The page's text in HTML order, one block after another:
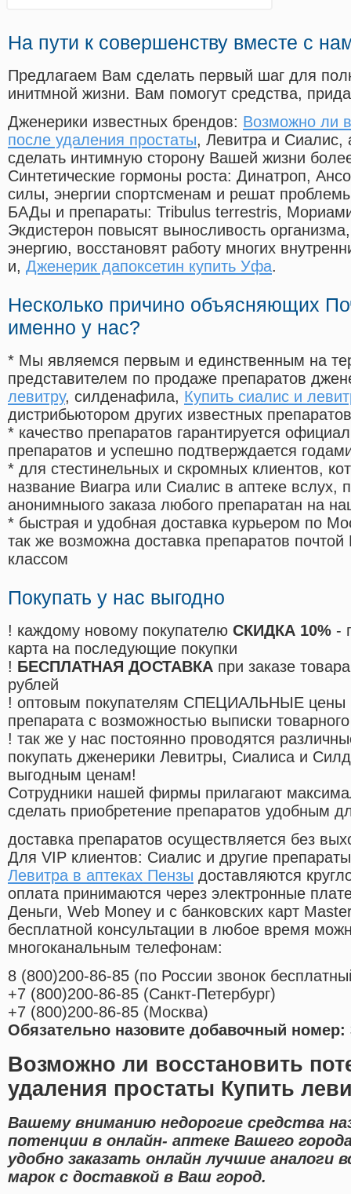
На пути к совершенству вместе с
Предлагаем Вам сделать первый шаг для
инитмной жизни. Вам помогут средства,
Дженерики известных брендов: Возможно ли
после удаления простаты, Левитра и Сиалис,
сделать интимную сторону Вашей жизни
Синтетические гормоны роста: Динатроп,
силы, энергии спортсменам и решат
БАДы и препараты: Tribulus terrestris,
Экдистерон повысят выносливость
энергию, восстановят работу многих
и, Дженерик дапоксетин купить Уфа.
Несколько причино объясняющих
именно у нас?
* Мы являемся первым и единственным на
представителем по продаже препаратов
левитру, силденафила, Купить сиалис и
дистрибьютором других известных препаратов
* качество препаратов гарантируется
препаратов и успешно подтверждается
* для стестинельных и скромных клиентов,
название Виагра или Сиалис в аптеке вслух,
анонимныого заказа любого препаратан на
* быстрая и удобная доставка курьером по
так же возможна доставка препаратов
классом
Покупать у нас выгодно
! каждому новому покупателю СКИДКА 10% -
карта на последующие покупки
! БЕСПЛАТНАЯ ДОСТАВКА при заказе
рублей
! оптовым покупателям СПЕЦИАЛЬНЫЕ цены
препарата с возможностью выписки
! так же у нас постоянно проводятся
покупать дженерики Левитры, Сиалиса и
выгодным ценам!
Cотрудники нашей фирмы прилагают
сделать приобретение препаратов удобным
доставка препаратов осуществляется без
Для VIP клиентов: Сиалис и другие
Левитра в аптеках Пензы доставляются
оплата принимаются через электронные
Деньги, Web Money и с банковских карт
бесплатной консультации в любое время
многоканальным телефонам:
8 (800)200-86-85 (по России звонок
+7 (800)200-86-85 (Санкт-Петербург)
+7 (800)200-86-85 (Москва)
Обязательно назовите добавочный номер:
Возможно ли восстановить
удаления простаты Купить
Вашему вниманию недорогие средства
потенции в онлайн- аптеке Вашего
удобно заказать онлайн лучшие аналоги
марок с доставкой в Ваш город.